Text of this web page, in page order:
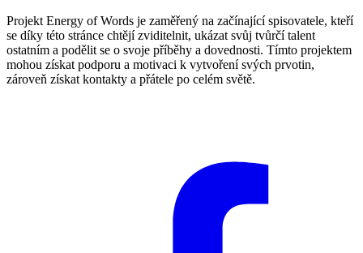
Projekt Energy of Words je zaměřený na začínající spisovatele, kteří
se díky této stránce chtějí zviditelnit, ukázat svůj tvůrčí talent
ostatním a podělit se o svoje příběhy a dovednosti. Tímto projektem
mohou získat podporu a motivaci k vytvoření svých prvotin,
zároveň získat kontakty a přátele po celém světě.